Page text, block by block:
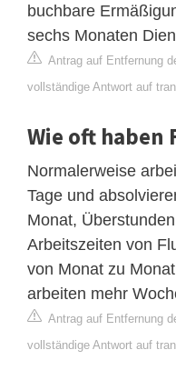
buchbare
sechs Monaten
Antrag auf Entfernung
vollständige Antwort auf
Wie oft
Normalerweise
Tage und
Monat,
Arbeitszeiten von
von Monat zu
arbeiten mehr
Antrag auf Entfernung
vollständige Antwort auf